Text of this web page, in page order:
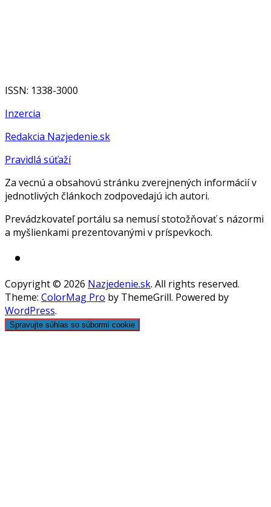
ISSN: 1338-3000
Inzercia
Redakcia Nazjedenie.sk
Pravidlá súťaží
Za vecnú a obsahovú stránku zverejnených informácií v
jednotlivých článkoch zodpovedajú ich autori.
Prevádzkovateľ portálu sa nemusí stotožňovať s názormi
a myšlienkami prezentovanými v príspevkoch.
Copyright © 2026 Nazjedenie.sk. All rights reserved.
Theme: ColorMag Pro by ThemeGrill. Powered by
WordPress.
Spravujte súhlas so súbormi cookie